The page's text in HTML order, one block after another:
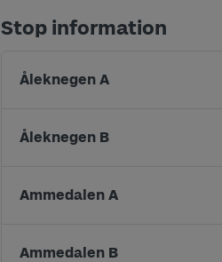
Stop information
Åleknegen A
Åleknegen B
Ammedalen A
Ammedalen B